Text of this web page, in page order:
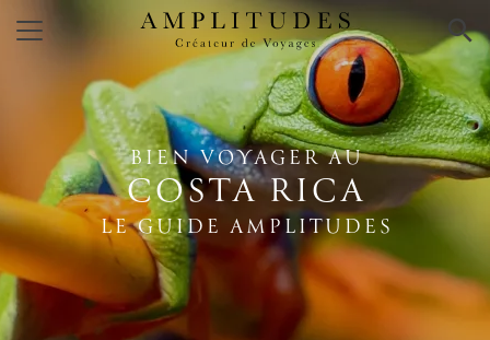
×
BIEN VOYAGER AU
COSTA RICA
LE GUIDE AMPLITUDES